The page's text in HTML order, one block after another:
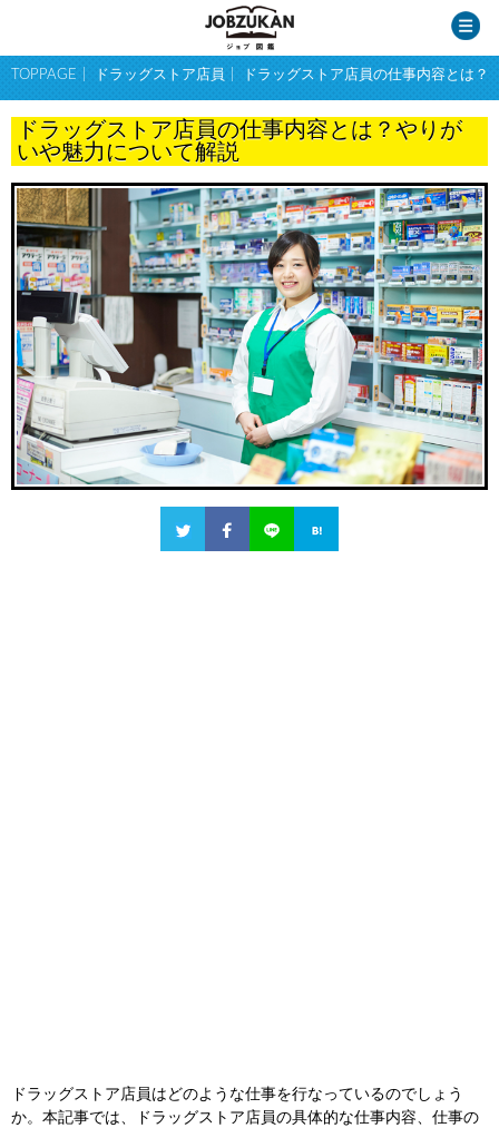
TOPPAGE ドラッグストア店員 ドラッグストア店員の仕事内容とは？
ドラッグストア店員の仕事内容とは？やりが
いや魅力について解説
ドラッグストア店員はどのような仕事を行なっているのでしょう
か。本記事では、ドラッグストア店員の具体的な仕事内容、仕事の